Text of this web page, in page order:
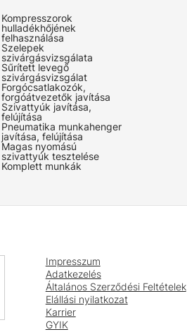
Kompresszorok
hulladékhőjének
felhasználása
Szelepek
szivárgásvizsgálata
Sűrített levegő
szivárgásvizsgálat
Forgócsatlakozók,
forgóátvezetők javítása
Szivattyúk javítása,
felújítása
Pneumatika munkahenger
javítása, felújítása
Magas nyomású
szivattyúk tesztelése
Komplett munkák
Impresszum
Adatkezelés
Általános Szerződési Feltételek
Elállási nyilatkozat
Karrier
GYIK